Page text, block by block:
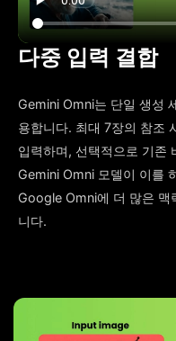
다중 입력 결합
Gemini Omni는 단일 생성
용합니다. 최대 7장의 참조
입력하며, 선택적으로 기존
Gemini Omni 모델이 이를
Google Omni에 더 많은 맥
니다.